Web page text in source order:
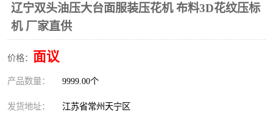
辽宁双头油压大台面服装压花机 布料3D花纹压标
机 厂家直供
价格： 面议
产品数量： 9999.00个
发货地址： 江苏省常州天宁区